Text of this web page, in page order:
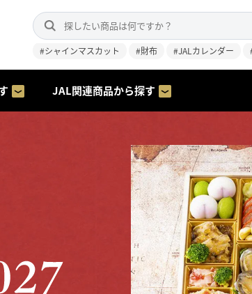
#シャインマスカット #財布 #JALカレンダー
JAL関連商品から探す